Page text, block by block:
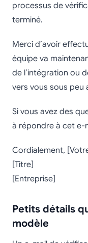
processus de
terminé.
Merci d’avoir
équipe va
de l’intégration ou
vers vous sous peu
Si vous avez des
à répondre à cet e-
Cordialement,
[Titre]
[Entreprise]
Petits détails
modèle